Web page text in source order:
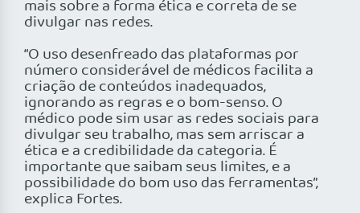
mais sobre a forma ética e correta de se
divulgar nas redes.
“O uso desenfreado das plataformas por
número considerável de médicos facilita a
criação de conteúdos inadequados,
ignorando as regras e o bom-senso. O
médico pode sim usar as redes sociais para
divulgar seu trabalho, mas sem arriscar a
ética e a credibilidade da categoria. É
importante que saibam seus limites, e a
possibilidade do bom uso das ferramentas”,
explica Fortes.